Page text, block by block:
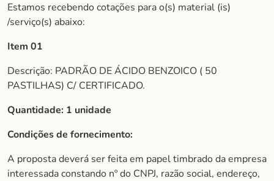
Estamos recebendo cotações para o(s) material (is)
/serviço(s) abaixo:
Item 01
Descrição: PADRÃO DE ÁCIDO BENZOICO ( 50
PASTILHAS) C/ CERTIFICADO.
Quantidade: 1 unidade
Condições de fornecimento:
A proposta deverá ser feita em papel timbrado da empresa
interessada constando nº do CNPJ, razão social, endereço,